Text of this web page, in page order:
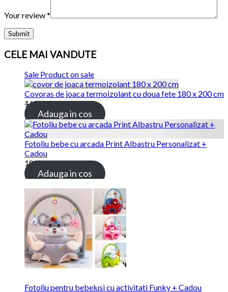
Your review*
CELE MAI VANDUTE
Sale Product on sale
Covoras de joaca termoizolant cu doua fete 180 x 200 cm
169.00 lei115.00 lei
Adauga in cos
Fotoliu bebe cu arcada Print Albastru Personalizat +
Cadou
189.00 lei
Adauga in cos
Fotoliu pentru bebelusi cu activitati Funky + Cadou